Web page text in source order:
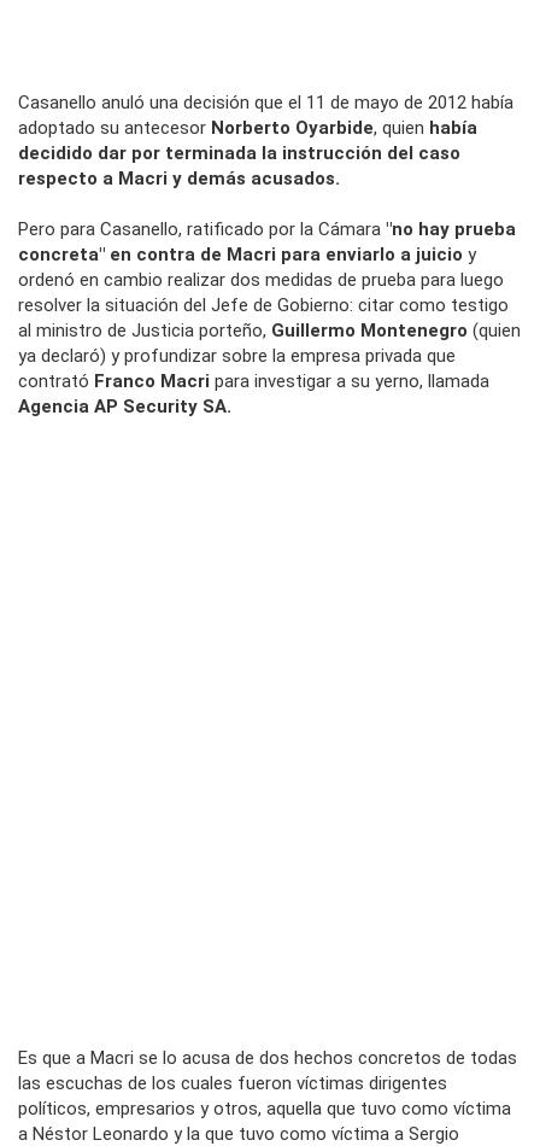
Casanello anuló una decisión que el 11 de mayo de 2012 había
adoptado su antecesor Norberto Oyarbide, quien había
decidido dar por terminada la instrucción del caso
respecto a Macri y demás acusados.
Pero para Casanello, ratificado por la Cámara "no hay prueba
concreta" en contra de Macri para enviarlo a juicio y
ordenó en cambio realizar dos medidas de prueba para luego
resolver la situación del Jefe de Gobierno: citar como testigo
al ministro de Justicia porteño, Guillermo Montenegro (quien
ya declaró) y profundizar sobre la empresa privada que
contrató Franco Macri para investigar a su yerno, llamada
Agencia AP Security SA.
Es que a Macri se lo acusa de dos hechos concretos de todas
las escuchas de los cuales fueron víctimas dirigentes
políticos, empresarios y otros, aquella que tuvo como víctima
a Néstor Leonardo y la que tuvo como víctima a Sergio